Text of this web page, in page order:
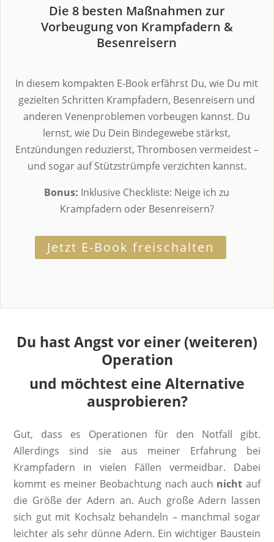
Die 8 besten Maßnahmen zur
Vorbeugung von Krampfadern &
Besenreisern
In diesem kompakten E-Book erfährst Du, wie Du mit
gezielten Schritten Krampfadern, Besenreisern und
anderen Venenproblemen vorbeugen kannst. Du
lernst, wie Du Dein Bindegewebe stärkst,
Entzündungen reduzierst, Thrombosen vermeidest –
und sogar auf Stützstrümpfe verzichten kannst.
Bonus: Inklusive Checkliste: Neige ich zu
Krampfadern oder Besenreisern?
Jetzt E-Book freischalten
Du hast Angst vor einer (weiteren)
Operation
und möchtest eine Alternative
ausprobieren?
Gut, dass es Operationen für den Notfall gibt.
Allerdings sind sie aus meiner Erfahrung bei
Krampfadern in vielen Fällen vermeidbar. Dabei
kommt es meiner Beobachtung nach auch nicht auf
die Größe der Adern an. Auch große Adern lassen
sich gut mit Kochsalz behandeln – manchmal sogar
leichter als sehr dünne Adern. Ein wichtiger Baustein